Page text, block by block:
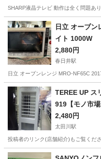
SHARP液晶テレビ 動作は全く問題あ
愛知 豊橋市 八幡駅 テレ
日立 オーブン
イト 1000W
2,880円
春日井駅
日立 オーブンレンジ MRO-NF65C
愛知 春日井市 TEREE UP ス
919【モノ市
2,480円
太田川駅
投稿者のリンク(店舗紹介)もご覧く
愛知 東海市